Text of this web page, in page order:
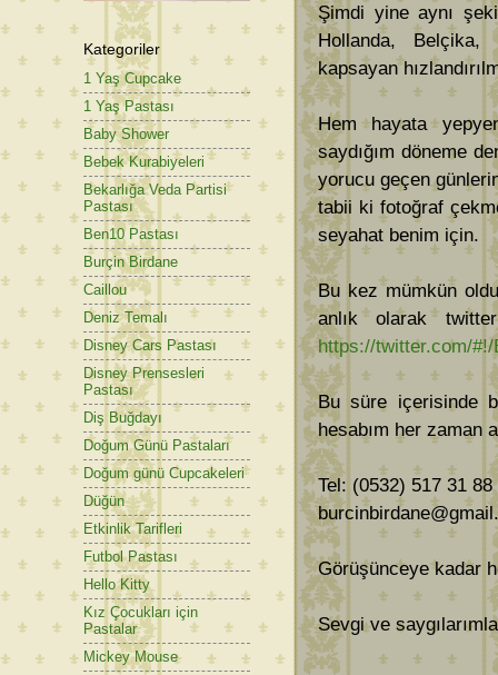
Şimdi yine aynı
Hollanda,
kapsayan
Hem hayata
saydığım döneme
yorucu geçen
tabii ki fotoğraf
seyahat benim için.
Bu kez mümkün
anlık olarak twitter
https://twitter.com/#!/
Bu süre içerisinde
hesabım her zaman
Tel: (0532) 517 31 88
Görüşünceye kadar
Sevgi ve
Kategoriler
1 Yaş Cupcake
1 Yaş Pastası
Baby Shower
Bebek Kurabiyeleri
Bekarlığa Veda Partisi
Pastası
Ben10 Pastası
Burçin Birdane
Caillou
Deniz Temalı
Disney Cars Pastası
Disney Prensesleri
Pastası
Diş Buğdayı
Doğum Günü Pastaları
Doğum günü Cupcakeleri
Düğün
Etkinlik Tarifleri
Futbol Pastası
Hello Kitty
Kız Çocukları için
Pastalar
Mickey Mouse